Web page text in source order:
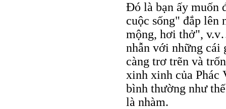
Đó là bạn ấy muốn
cuộc sống" đắp lên
mộng, hơi thở",
nhẫn với những cái
càng trơ trẽn và
xinh xinh của Phác
bình thường như
là nhàm.